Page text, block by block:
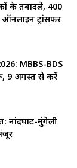
के तबादले, 400
ट्रांसफर
MBBS-BDS
9 अगस्त से करें
नांदघाट-मुंगेली